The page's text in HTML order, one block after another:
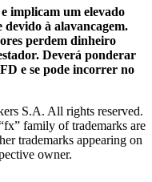
implicam um elevado
à alavancagem.
perdem dinheiro
Deverá ponderar
e se pode incorrer no
S.A. All rights reserved.
family of trademarks are
trademarks appearing on
owner.